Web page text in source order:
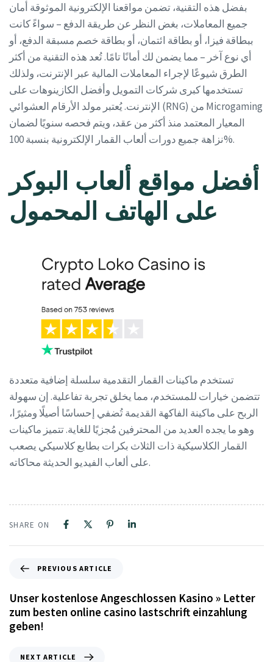
بفضل هذه التقنية، تضمن مواقعنا الإلكترونية الموثوقة أمان
جميع المعاملات، بغض النظر عن طريقة الدفع – سواءً كانت
ببطاقة فيزا، أو بطاقة ائتمان، أو بطاقة خصم مسبقة الدفع، أو
أي نوع آخر – مما يضمن لك أمانًا تامًا. تُعد هذه التقنية من أكثر
الطرق شيوعًا لإجراء المعاملات المالية عبر الإنترنت، ولذلك
تستخدمها كبرى شركات التمويل وأفضل الكازينوهات على
الإنترنت. يُعتبر مولد الأرقام العشوائي (RNG) من Microgaming
المعيار المعتمد منذ أكثر من عقد، ويتم فحصه سنويًا لضمان
نزاهة جميع دورات ألعاب القمار الإلكترونية بنسبة 100%.
أفضل مواقع ألعاب البوكر
على الهاتف المحمول
تستخدم ماكينات القمار التقدمية سلسلة إضافية متعددة
تتضمن خيارات للمستخدم، مما يخلق تجربة تفاعلية. إن سهولة
الربح على ماكينة الفاكهة القديمة تُضفي إحساسًا أصيلًا ومثيرًا،
وهو ما يجده العديد من المحترفين مُجزيًا للغاية. تتميز ماكينات
القمار الكلاسيكية ذات الثلاث بكرات بطابع كلاسيكي يصعب
على ألعاب الفيديو الحديثة محاكاته.
SHARE ON
PREVIOUS ARTICLE
Unser kostenlose Angeschlossen Kasino » Letter
zum besten online casino lastschrift einzahlung
geben!
NEXT ARTICLE